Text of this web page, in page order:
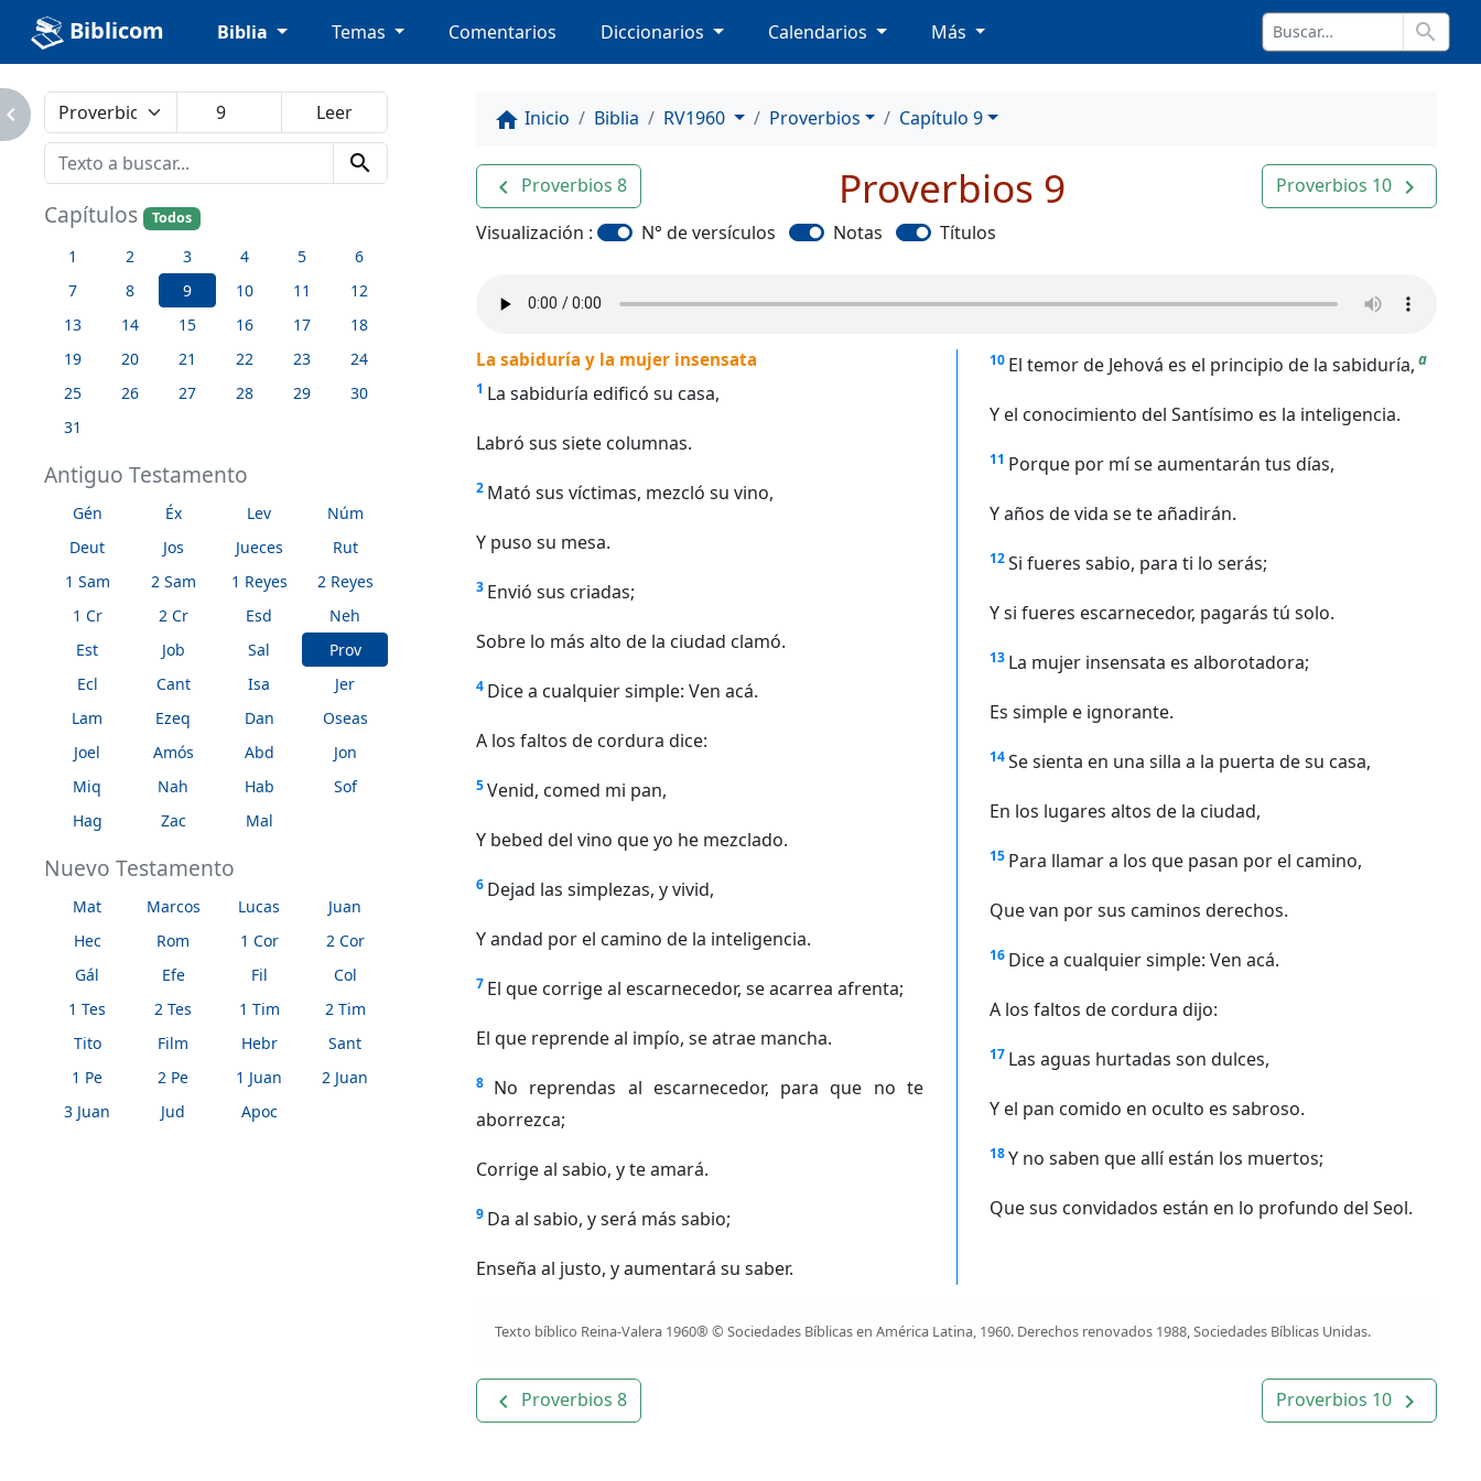
Biblicom Biblia Temas Comentarios Diccionarios Calendarios Más search
search
Capítulos Todos
1 2 3 4 5
6
7
8 9 10 11
12
13
14 15 16 17
18
19
20 21 22 23
24
25
26 27 28 29
30
31
Antiguo Testamento
Gén Éx Lev
Núm
Deut
Jos Jueces
Rut
1 Sam
2 Sam 1 Reyes
2 Reyes
1 Cr
2 Cr Esd
Neh
Est
Job Sal
Prov
Ecl
Cant Isa
Jer
Lam
Ezeq Dan
Oseas
Joel
Amós Abd
Jon
Miq
Nah Hab
Sof
Hag
Zac Mal
Nuevo Testamento
Mat Marcos Lucas
Juan
Hec
Rom 1 Cor
2 Cor
Gál
Efe Fil
Col
1 Tes
2 Tes 1 Tim
2 Tim
Tito
Film Hebr
Sant
1 Pe
2 Pe 1 Juan
2 Juan
3 Juan
Jud Apoc
home Inicio Biblia RV1960 Proverbios Capítulo 9
navigate_before Proverbios 8 Proverbios 10 navigate_next
Proverbios 9
Visualización : N° de versículos Notas Títulos
La sabiduría y la mujer insensata
1 La sabiduría edificó su casa,
Labró sus siete columnas.
2 Mató sus víctimas, mezcló su vino,
Y puso su mesa.
3 Envió sus criadas;
Sobre lo más alto de la ciudad clamó.
4 Dice a cualquier simple: Ven acá.
A los faltos de cordura dice:
5Venid, comed mi pan,
Y bebed del vino que yo he mezclado.
6 Dejad las simplezas, y vivid,
Y andad por el camino de la inteligencia.
7 El que corrige al escarnecedor, se acarrea afrenta;
El que reprende al impío, se atrae mancha.
8 No reprendas al escarnecedor, para que no te
aborrezca;
Corrige al sabio, y te amará.
9 Da al sabio, y será más sabio;
Enseña al justo, y aumentará su saber.
10 El temor de Jehová es el principio de la sabiduría, a
Y el conocimiento del Santísimo es la inteligencia.
11 Porque por mí se aumentarán tus días,
Y años de vida se te añadirán.
12Si fueres sabio, para ti lo serás;
Y si fueres escarnecedor, pagarás tú solo.
13 La mujer insensata es alborotadora;
Es simple e ignorante.
14Se sienta en una silla a la puerta de su casa,
En los lugares altos de la ciudad,
15 Para llamar a los que pasan por el camino,
Que van por sus caminos derechos.
16 Dice a cualquier simple: Ven acá.
A los faltos de cordura dijo:
17 Las aguas hurtadas son dulces,
Y el pan comido en oculto es sabroso.
18Y no saben que allí están los muertos;
Que sus convidados están en lo profundo del Seol.
Texto bíblico Reina-Valera 1960® © Sociedades Bíblicas en América Latina, 1960. Derechos renovados 1988, Sociedades Bíblicas Unidas.
navigate_before Proverbios 8 Proverbios 10 navigate_next